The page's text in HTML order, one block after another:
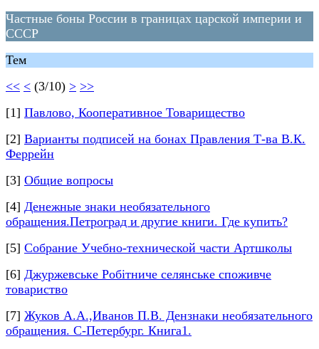
Частные боны России в границах царской империи и
СССР
Тем
<< < (3/10) > >>
[1] Павлово, Кооперативное Товарищество
[2] Варианты подписей на бонах Правления Т-ва В.К.
Феррейн
[3] Общие вопросы
[4] Денежные знаки необязательного
обращения.Петроград и другие книги. Где купить?
[5] Собрание Учебно-технической части Артшколы
[6] Джуржевське Робітниче селянське споживче
товариство
[7] Жуков А.А.,Иванов П.В. Дензнаки необязательного
обращения. С-Петербург. Книга1.